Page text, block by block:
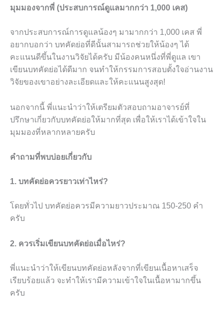
มุมมองจากพี่ (ประสบการณ์ดูแลมากกว่า 1,000 เคส)
จากประสบการณ์การดูแลน้องๆ มามากกว่า 1,000 เคส พี่
อยากบอกว่า บทคัดย่อที่ดีนั้นสามารถช่วยให้น้องๆ ได้
คะแนนดีขึ้นในงานวิจัยได้ครับ มีน้องคนหนึ่งที่พี่ดูแล เขา
เขียนบทคัดย่อได้ดีมาก จนทำให้กรรมการสอบตั้งใจอ่านงาน
วิจัยของเขาอย่างละเอียดและให้คะแนนสูงสุด!
นอกจากนี้ พี่แนะนำว่าให้เตรียมตัวสอบถามอาจารย์ที่
ปรึกษาเกี่ยวกับบทคัดย่อให้มากที่สุด เพื่อให้เราได้เข้าใจใน
มุมมองที่หลากหลายครับ
คำถามที่พบบ่อยเกี่ยวกับ
1. บทคัดย่อควรยาวเท่าไหร่?
โดยทั่วไป บทคัดย่อควรมีความยาวประมาณ 150-250 คำ
ครับ
2. ควรเริ่มเขียนบทคัดย่อเมื่อไหร่?
พี่แนะนำว่าให้เขียนบทคัดย่อหลังจากที่เขียนเนื้อหาเสร็จ
เรียบร้อยแล้ว จะทำให้เรามีความเข้าใจในเนื้อหามากขึ้น
ครับ